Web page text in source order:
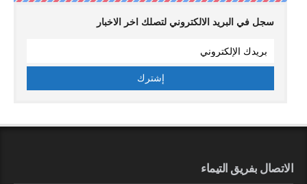
سجل في البريد الالكتروني لتصلك اخر الاخبار
الاتصال بفريق التيماء